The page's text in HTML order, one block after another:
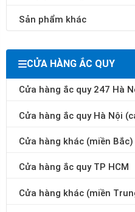
Sản phẩm khác
CỬA HÀNG ẮC QUY
Cửa hàng ắc quy 247 Hà
Cửa hàng ắc quy Hà Nội
Cửa hàng khác (miền Bắc)
Cửa hàng ắc quy TP HCM
Cửa hàng khác (miền